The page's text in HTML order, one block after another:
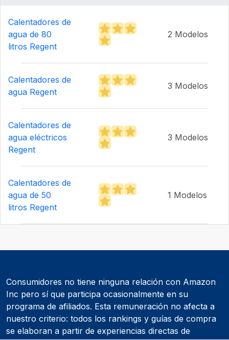
Calentadores de
agua de 80
litros Regent
2 Modelos
Calentadores de
agua Regent
3 Modelos
Calentadores de
agua eléctricos
Regent
3 Modelos
Calentadores de
agua de 50
litros Regent
1 Modelos
Consumidores no tiene ninguna relación con Amazon
Inc pero sí que participa ocasionalmente en su
programa de afiliados. Esta remuneración no afecta a
nuestro criterio: todos los rankings y guías de compra
se elaboran a partir de experiencias directas de